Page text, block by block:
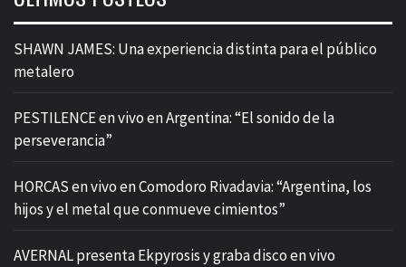
SHAWN JAMES: Una experiencia distinta para el público
metalero
PESTILENCE en vivo en Argentina: “El sonido de la
perseverancia”
HORCAS en vivo en Comodoro Rivadavia: “Argentina, los
hijos y el metal que conmueve cimientos”
AVERNAL presenta Ekpyrosis y graba disco en vivo